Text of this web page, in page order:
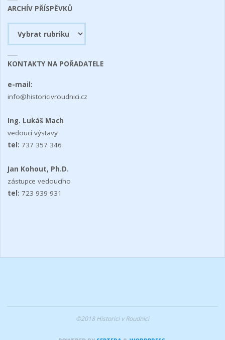
ARCHÍV PŘÍSPĚVKŮ
příspěvků
KONTAKTY NA POŘADATELE
e-mail:
info@historicivroudnici.cz
Ing. Lukáš Mach
vedoucí výstavy
tel: 737 357 346
Jan Kohout, Ph.D.
zástupce vedoucího
tel: 723 939 931
©2018 Historici v Roudnici